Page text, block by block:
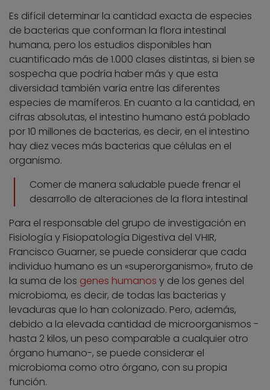
Es difícil determinar la cantidad exacta de especies
de bacterias que conforman la flora intestinal
humana, pero los estudios disponibles han
cuantificado más de 1.000 clases distintas, si bien se
sospecha que podría haber más y que esta
diversidad también varía entre las diferentes
especies de mamíferos. En cuanto a la cantidad, en
cifras absolutas, el intestino humano está poblado
por 10 millones de bacterias, es decir, en el intestino
hay diez veces más bacterias que células en el
organismo.
Comer de manera saludable puede frenar el
desarrollo de alteraciones de la flora intestinal
Para el responsable del grupo de investigación en
Fisiología y Fisiopatología Digestiva del VHIR,
Francisco Guarner, se puede considerar que cada
individuo humano es un «superorganismo», fruto de
la suma de los genes humanos y de los genes del
microbioma, es decir, de todas las bacterias y
levaduras que lo han colonizado. Pero, además,
debido a la elevada cantidad de microorganismos -
hasta 2 kilos, un peso comparable a cualquier otro
órgano humano-, se puede considerar el
microbioma como otro órgano, con su propia
función.